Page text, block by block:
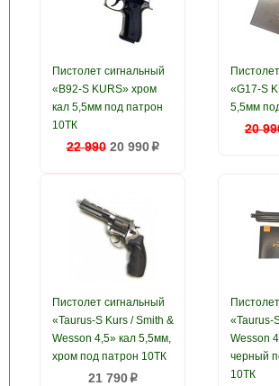
Пистолет сигнальный
«B92-S KURS» хром
кал 5,5мм под патрон
10ТК
22 990 20 990p
«G17-S
5,5мм
20
Пистолет сигнальный
«Taurus-S Kurs / Smith &
Wesson 4,5» кал 5,5мм,
хром под патрон 10ТК
21 790p
«Taurus-
Wesson
черный
10ТК